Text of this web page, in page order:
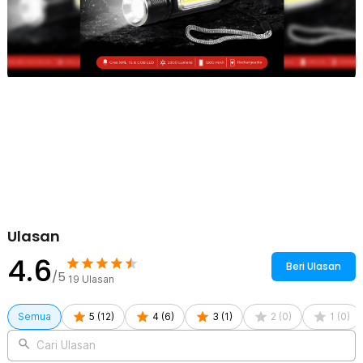
Ulasan
4.6/5 19 Ulasan
Beri Ulasan
Semua 5 (12) 4 (6) 3 (1 ) 2 (0) 1 (0)
Cari Ulasan